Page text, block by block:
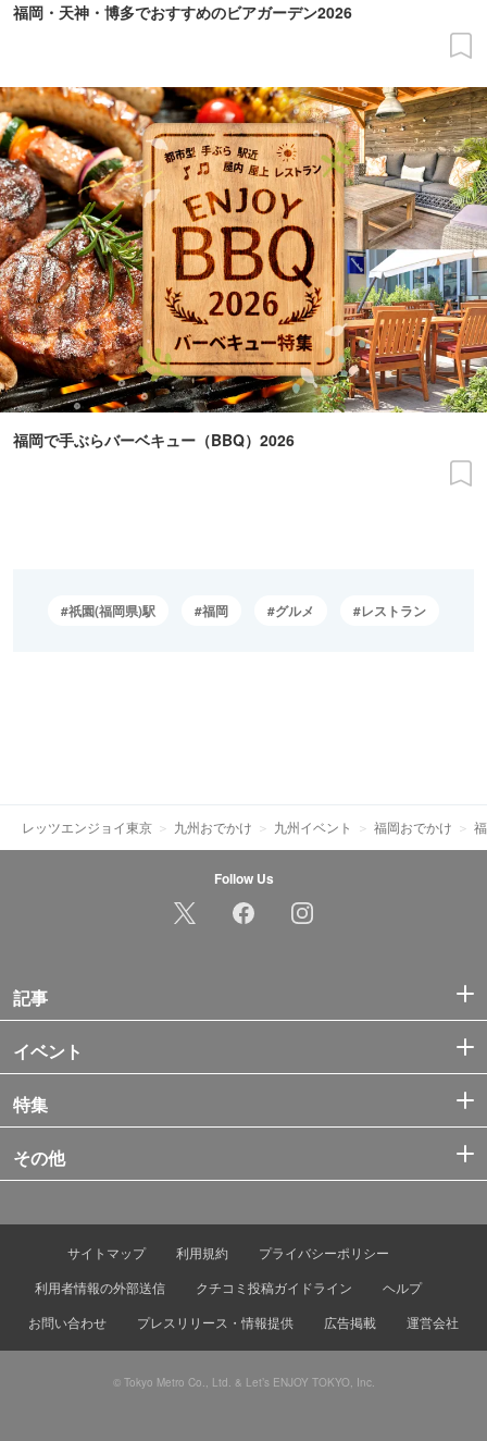
福岡・天神・博多でおすすめのビアガーデン2026
福岡で手ぶらバーベキュー（BBQ）2026
祇園(福岡県)駅 福岡 グルメ レストラン
レッツエンジョイ東京 九州おでかけ 九州イベント 福岡おでかけ
Follow Us
記事
イベント
特集
その他
サイトマップ 利用規約
プライバシーポリシー
利用者情報の外部送信
クチコミ投稿ガイドライン
ヘルプ
お問い合わせ
プレスリリース・情報提供 広告掲載 運営会社
© Tokyo Metro Co., Ltd. & Let’s ENJOY TOKYO, Inc.